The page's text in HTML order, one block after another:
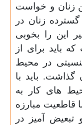
زنان و خواست
زنان در
این را بخوبی
باید برای از
در محیط
باید با
های کار به
قاطعیت مبارزه
آمیز در